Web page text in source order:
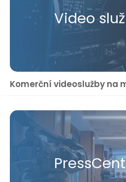
Video
Komerční videoslužby na